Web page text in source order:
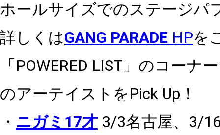
ホールサイズでのステージパ
詳しくはGANG PARADE HPを
「 POWERED LIST 」のコーナ
のアーテイストをPick Up ！
・ ニガミ 17才 3/3名古屋、 3/